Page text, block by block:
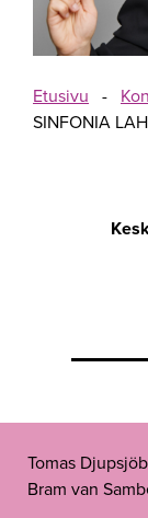
Etusivu -
SINFONIA
Tomas
Bram van